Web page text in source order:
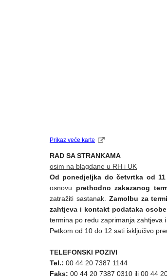
Prikaz veće karte
RAD SA STRANKAMA
osim na blagdane u RH i UK
Od ponedjeljka do četvrtka od
osnovu prethodno zakazanog
zatražiti sastanak. Zamolbu za
zahtjeva i kontakt podataka osobe
termina po redu zaprimanja zahtjeva
Petkom od 10 do 12 sati isključivo
TELEFONSKI POZIVI
Tel.: 00 44 20 7387 1144
Faks: 00 44 20 7387 0310 ili 00 44